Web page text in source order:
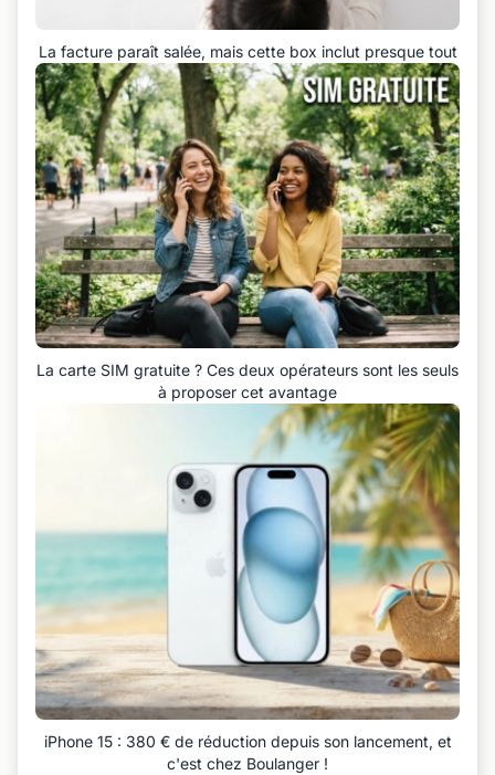
La facture paraît salée, mais cette box inclut presque tout
La carte SIM gratuite ? Ces deux opérateurs sont les seuls
à proposer cet avantage
iPhone 15 : 380 € de réduction depuis son lancement, et
c'est chez Boulanger !